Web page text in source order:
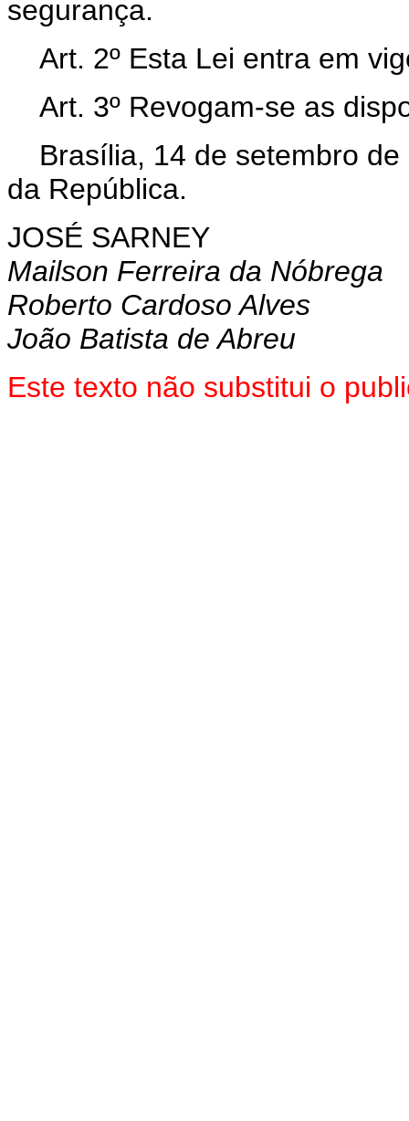
segurança.
Art. 2º Esta Lei entra em
Art. 3º Revogam-se as
Brasília, 14 de setembro
da República.
JOSÉ SARNEY
Mailson Ferreira da Nóbrega
Roberto Cardoso Alves
João Batista de Abreu
Este texto não substitui o